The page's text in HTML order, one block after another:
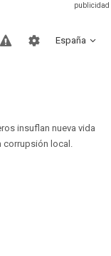
España
insuflan nueva vida
corrupsión local.